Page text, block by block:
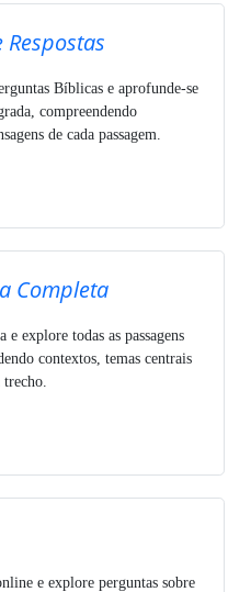
Bíblicas e aprofunde-se
compreendendo
de cada passagem.
Completa
explore todas as passagens
contextos, temas centrais
trecho.
e explore perguntas sobre